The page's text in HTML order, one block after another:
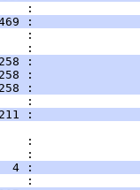
:
:
:
:
:
:
:
:
:
:
:
4 :
: